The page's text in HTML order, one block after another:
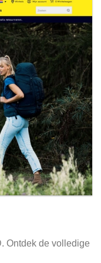
Ontdek de volledige